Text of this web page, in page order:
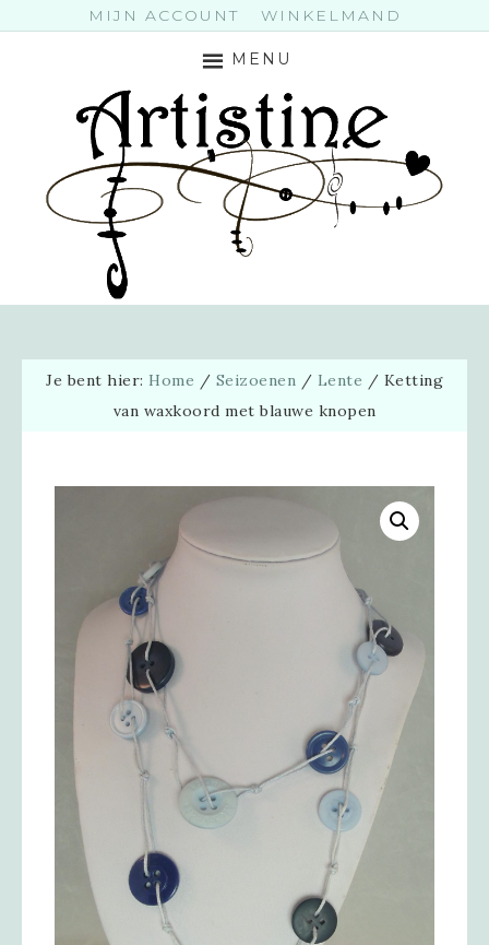
MIJN ACCOUNT WINKELMAND
MENU
Je bent hier: Home / Seizoenen / Lente / Ketting
van waxkoord met blauwe knopen